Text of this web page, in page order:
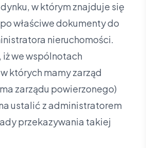
w którym znajduje się
właściwe dokumenty do
nieruchomości.
we wspólnotach
których mamy zarząd
zarządu powierzonego)
ustalić z administratorem
przekazywania takiej